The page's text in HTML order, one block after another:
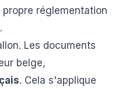
réglementation
Les documents
belge,
. Cela s'applique